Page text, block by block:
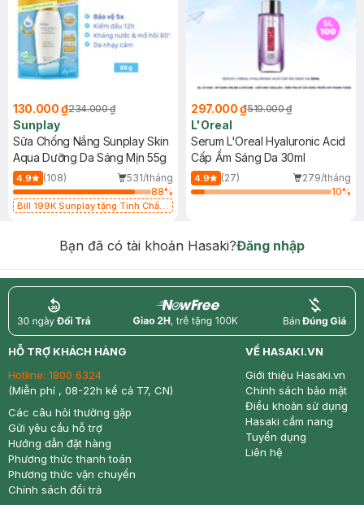
130.000 ₫234.000 ₫
Sunplay
Sữa Chống Nắng Sunplay Skin
Aqua Dưỡng Da Sáng Mịn 55g
4.9 (108)
531/tháng
88%
Bill 199K Sunplay tặng Tinh Chất
297.000 ₫519.000 ₫
L'Oreal
Serum L'Oreal Hyaluronic Acid
Cấp Ẩm Sáng Da 30ml
4.9 (27)
279/tháng
10%
Bạn đã có tài khoản Hasaki?Đăng nhập
return nowfree price
HỖ TRỢ KHÁCH HÀNG
Hotline: 1800 6324
(Miễn phí , 08-22h kể cả T7, CN)
Các câu hỏi thường gặp
Gửi yêu cầu hỗ trợ
Hướng dẫn đặt hàng
Phương thức thanh toán
Phương thức vận chuyển
Chính sách đổi trả
VỀ HASAKI.VN
Giới thiệu Hasaki.vn
Chính sách bảo mật
Điều khoản sử dụng
Hasaki cẩm nang
Tuyển dụng
Liên hệ